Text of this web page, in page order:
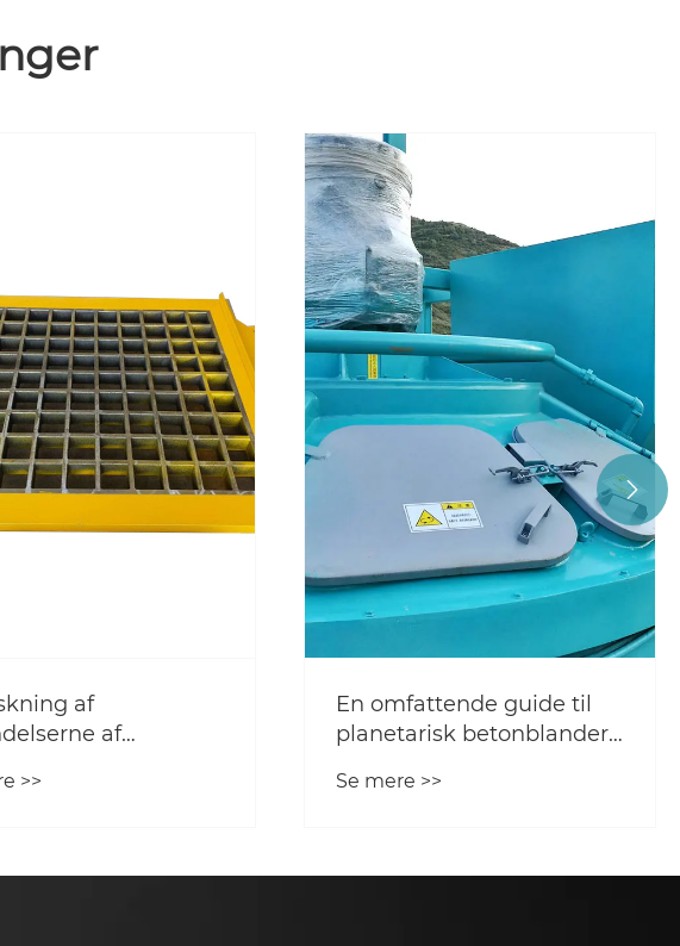
af
af
mærker og
>>
En omfattende guide til
planetarisk betonblander i
ingeniørmaskinindustrien
Se mere >>
